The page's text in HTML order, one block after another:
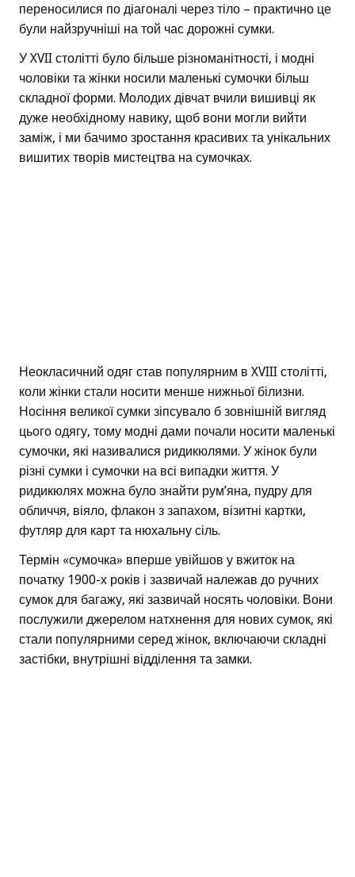
переносилися по діагоналі через тіло – практично це
були найзручніші на той час дорожні сумки.
У XVII столітті було більше різноманітності, і модні
чоловіки та жінки носили маленькі сумочки більш
складної форми. Молодих дівчат вчили вишивці як
дуже необхідному навику, щоб вони могли вийти
заміж, і ми бачимо зростання красивих та унікальних
вишитих творів мистецтва на сумочках.
Неокласичний одяг став популярним в XVIII столітті,
коли жінки стали носити менше нижньої білизни.
Носіння великої сумки зіпсувало б зовнішній вигляд
цього одягу, тому модні дами почали носити маленькі
сумочки, які називалися ридикюлями. У жінок були
різні сумки і сумочки на всі випадки життя. У
ридикюлях можна було знайти рум’яна, пудру для
обличчя, віяло, флакон з запахом, візитні картки,
футляр для карт та нюхальну сіль.
Термін «сумочка» вперше увійшов у вжиток на
початку 1900-х років і зазвичай належав до ручних
сумок для багажу, які зазвичай носять чоловіки. Вони
послужили джерелом натхнення для нових сумок, які
стали популярними серед жінок, включаючи складні
застібки, внутрішні відділення та замки.